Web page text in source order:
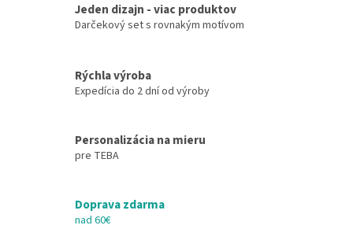
Jeden dizajn - viac produktov
Darčekový set s rovnakým motívom
Rýchla výroba
Expedícia do 2 dní od výroby
Personalizácia na mieru
pre TEBA
Doprava zdarma
nad 60€